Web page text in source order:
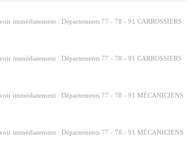
immédiatement : Départements 77 - 78 - 91 CARROSSIERS
immédiatement : Départements 77 - 78 - 91 CARROSSIERS
immédiatement : Départements 77 - 78 - 91 MÉCANICIENS
immédiatement : Départements 77 - 78 - 91 MÉCANICIENS